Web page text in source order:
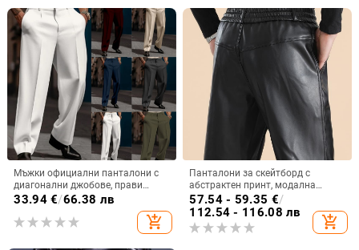
Мъжки официални панталони с
диагонални джобове, прави
крачоли, едноцветни карирани,
дишащи, за ежедневието на
открито, за излизане
33.94€/66.38 лв
add_shopping_cart
Панталони за скейтборд с
абстрактен принт, модална
тъкан, PU съдържание, талия
средна
57.54 - 59.35 €/
112.54 - 116.08 лв
add_shopping_cart